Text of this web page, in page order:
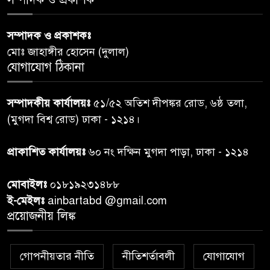
ঝড়বৃষ্টির পূর্বাভাস
৬
অনুশ্রীর, মিলল হারমোনিয়াম
উপহার
৭
২০ আগস্ট রাষ্ট্রপতি নির্বাচন,
বান্দরবান বিজিবি সেক্টর সদর দপ্তর
৯
সম্পাদক ও প্রকাশকঃ
মোঃ জাহাঙ্গীর হোসেন (দুলাল)
যোগাযোগ ঠিকানা
সম্পাদকীয় কার্যালয়ঃ ৫১/৫২ অতিশ দীপঙ্কর রোড, ৬ষ্ঠ তলা,
(মুগদা বিশ্ব রোড) ঢাকা - ১২১৪।
প্রাকাশিত কার্যালয়ঃ৬০ নং দক্ষিন মুগদা পাড়া, ঢাকা - ১২১৪
মোবাইলঃ ০১৮১৯২৩১৪৮৮
ই-মেইলঃ ainbartabd @gmail.com
প্রয়োজনীয় লিঙ্ক
গোপনীয়তার নীতি নীতিশর্তাবলী যোগাযোগ